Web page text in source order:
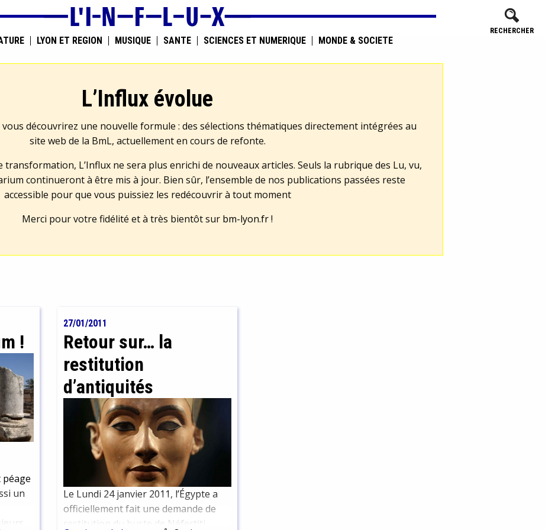
RECHERCHER
LYON ET RÉGION MUSIQUE SANTÉ SCIENCES ET NUMÉRIQUE MONDE & SOCIÉTÉ
L’Influx évolue
découvrirez une nouvelle formule : des sélections thématiques directement intégrées au
site web de la BmL, actuellement en cours de refonte.
transformation, L’Influx ne sera plus enrichi de nouveaux articles. Seuls la rubrique des Lu, vu,
continueront à être mis à jour. Bien sûr, l’ensemble de nos publications passées reste
accessible pour que vous puissiez les redécouvrir à tout moment
Merci pour votre fidélité et à très bientôt sur bm-lyon.fr!
!
péage
un
27/01/2011
Retour sur… la
restitution
d’antiquités
Le Lundi 24 janvier 2011, l’Égypte a
officiellement fait une demande de
restitution du buste de Néfertiti